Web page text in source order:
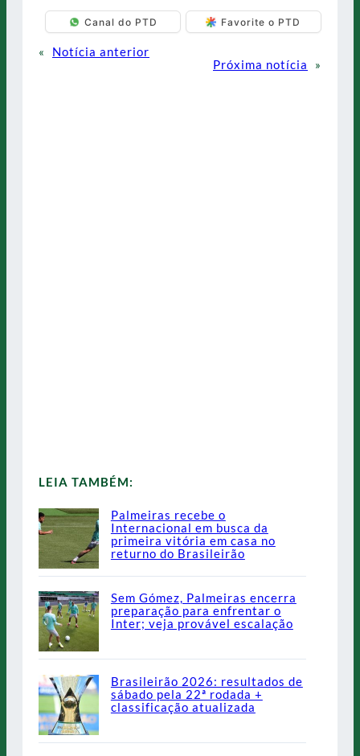
Canal do PTD Favorite o PTD
«
Notícia anterior
Próxima notícia
»
LEIA TAMBÉM:
Palmeiras recebe o
Internacional em busca da
primeira vitória em casa no
returno do Brasileirão
Sem Gómez, Palmeiras encerra
preparação para enfrentar o
Inter; veja provável escalação
Brasileirão 2026: resultados de
sábado pela 22ª rodada +
classificação atualizada